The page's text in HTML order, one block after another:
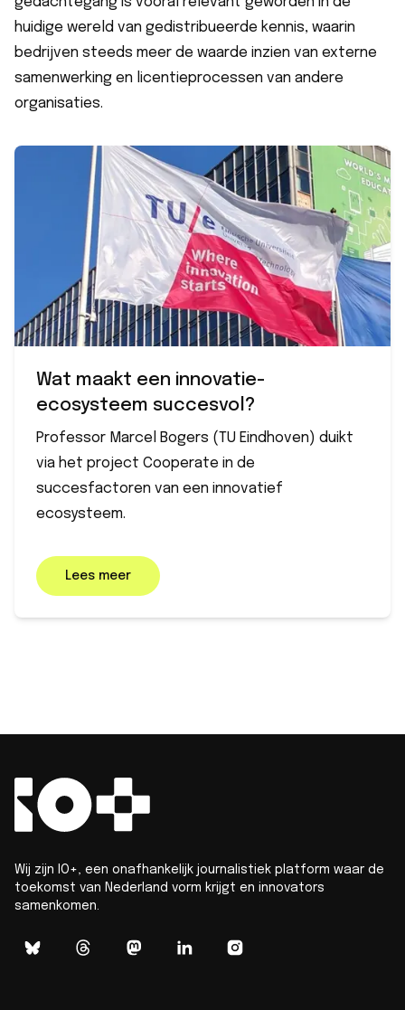
huidige wereld van gedistribueerde kennis, waarin
bedrijven steeds meer de waarde inzien van externe
samenwerking en licentieprocessen van andere
organisaties.
Wat maakt een innovatie-
ecosysteem succesvol?
Professor Marcel Bogers (TU Eindhoven) duikt
via het project Cooperate in de
succesfactoren van een innovatief
ecosysteem.
Lees meer
Wij zijn IO+, een onafhankelijk journalistiek platform waar de
toekomst van Nederland vorm krijgt en innovators
samenkomen.